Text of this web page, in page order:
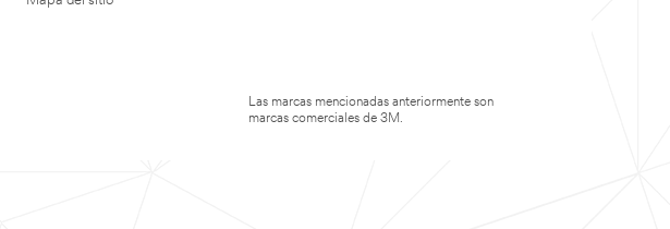
Las marcas mencionadas anteriormente son
marcas comerciales de 3M.